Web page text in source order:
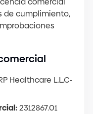
de cumplimiento,
Healthcare L.L.C-
2312867.01